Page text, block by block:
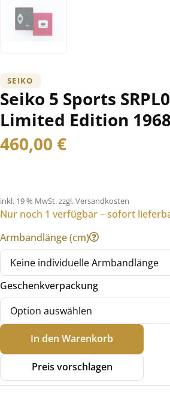
SEIKO
Seiko 5 Sports
Limited Edition
460,00 €
inkl. 19 % MwSt.zzgl. Versandkosten
Nur noch 1 verfügbar – sofort
Armbandlänge (cm)
Geschenkverpackung
Seiko
Sports
SRPL05K1
In den Warenkorb
Preis vorschlagen